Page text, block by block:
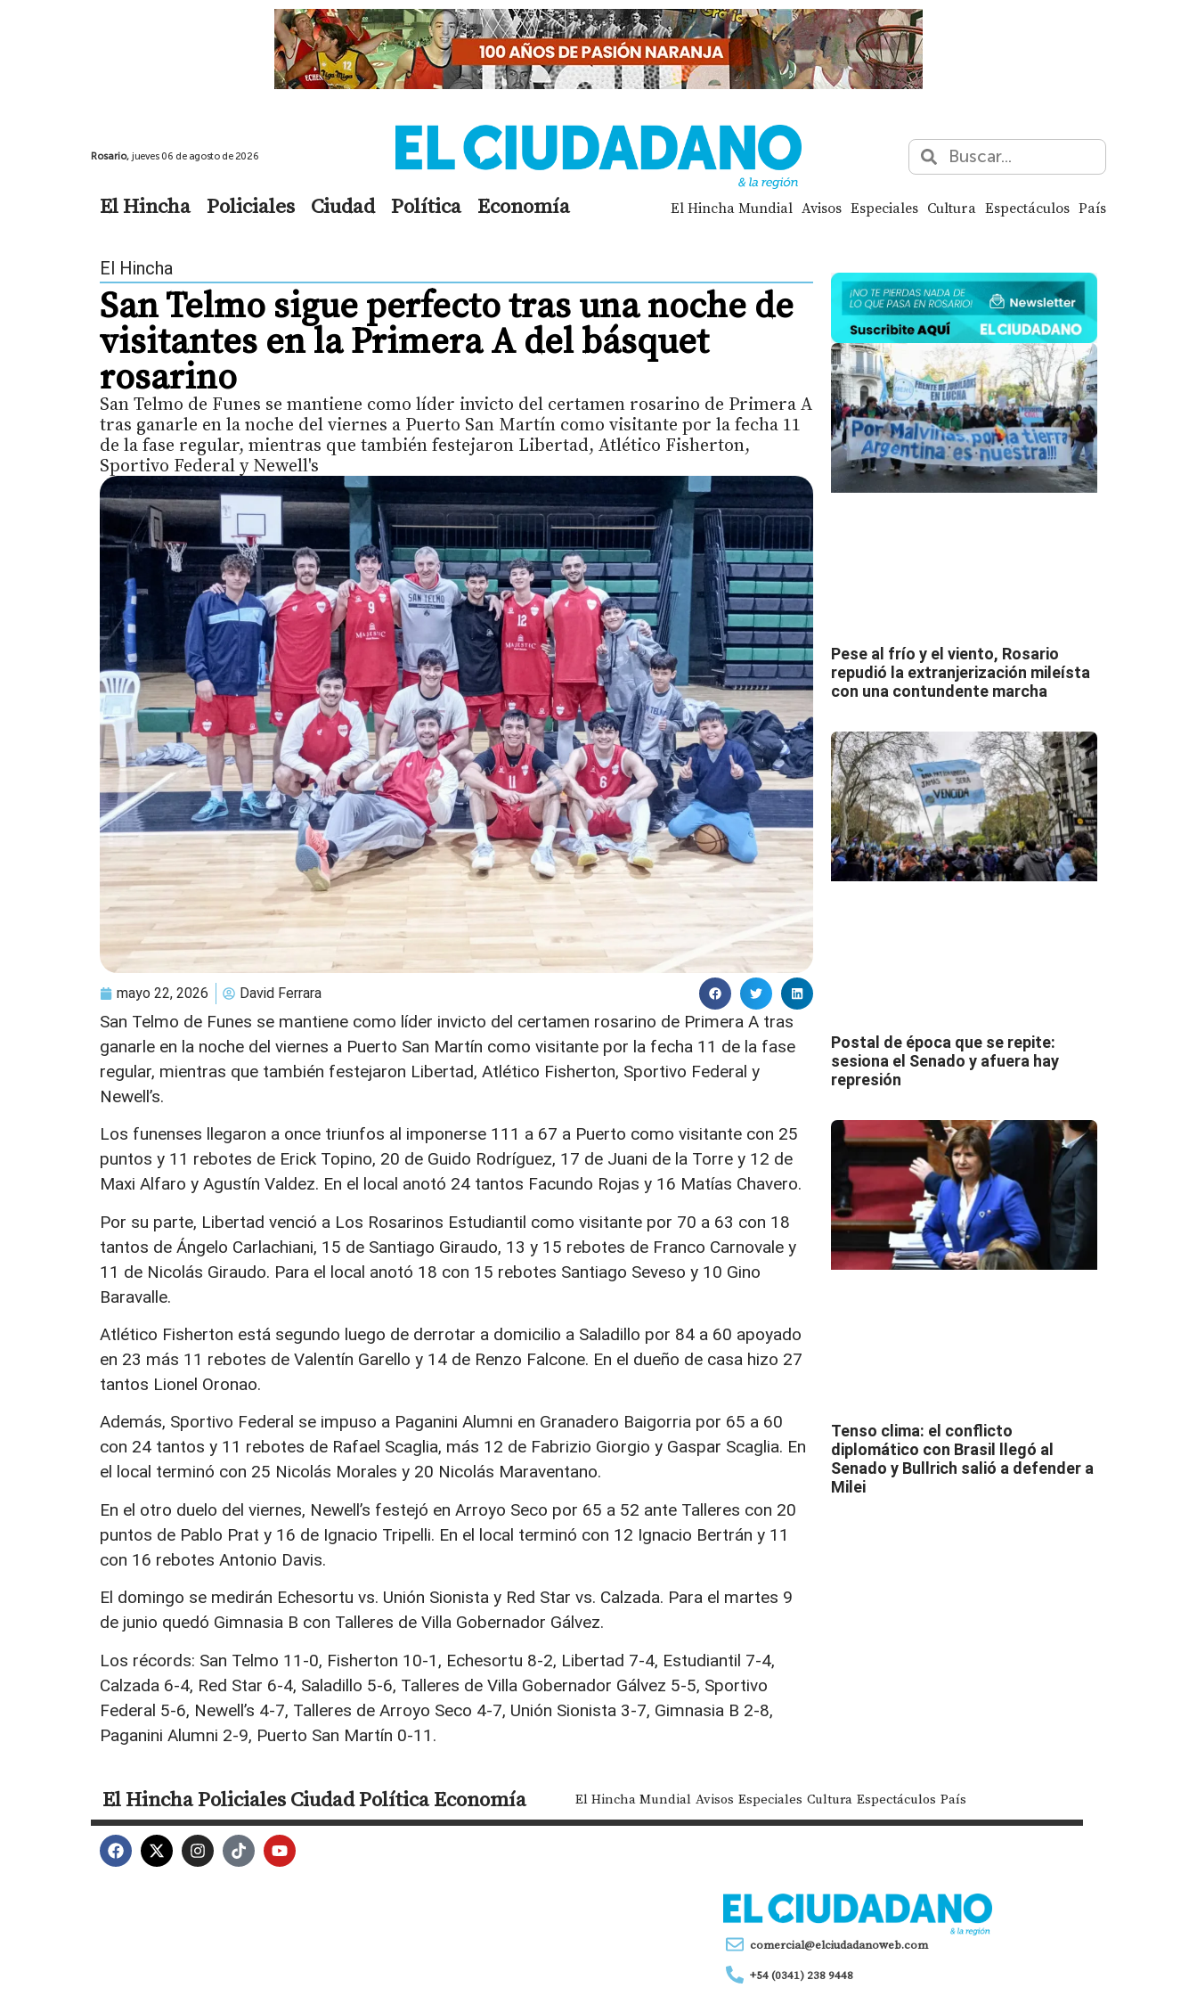
Rosario, jueves 06 de agosto de 2026
El Hincha Policiales Ciudad Política Economía El Hincha Mundial Avisos Especiales Cultura Espectáculos País
El Hincha
San Telmo sigue perfecto tras una noche de
visitantes en la Primera A del básquet
rosarino
San Telmo de Funes se mantiene como líder invicto del certamen rosarino de Primera A
tras ganarle en la noche del viernes a Puerto San Martín como visitante por la fecha 11
de la fase regular, mientras que también festejaron Libertad, Atlético Fisherton,
Sportivo Federal y Newell's
mayo 22, 2026 David Ferrara
San Telmo de Funes se mantiene como líder invicto del certamen rosarino de Primera A tras
ganarle en la noche del viernes a Puerto San Martín como visitante por la fecha 11 de la fase
regular, mientras que también festejaron Libertad, Atlético Fisherton, Sportivo Federal y
Newell’s.
Los funenses llegaron a once triunfos al imponerse 111 a 67 a Puerto como visitante con 25
puntos y 11 rebotes de Erick Topino, 20 de Guido Rodríguez, 17 de Juani de la Torre y 12 de
Maxi Alfaro y Agustín Valdez. En el local anotó 24 tantos Facundo Rojas y 16 Matías Chavero.
Por su parte, Libertad venció a Los Rosarinos Estudiantil como visitante por 70 a 63 con 18
tantos de Ángelo Carlachiani, 15 de Santiago Giraudo, 13 y 15 rebotes de Franco Carnovale y
11 de Nicolás Giraudo. Para el local anotó 18 con 15 rebotes Santiago Seveso y 10 Gino
Baravalle.
Atlético Fisherton está segundo luego de derrotar a domicilio a Saladillo por 84 a 60 apoyado
en 23 más 11 rebotes de Valentín Garello y 14 de Renzo Falcone. En el dueño de casa hizo 27
tantos Lionel Oronao.
Además, Sportivo Federal se impuso a Paganini Alumni en Granadero Baigorria por 65 a 60
con 24 tantos y 11 rebotes de Rafael Scaglia, más 12 de Fabrizio Giorgio y Gaspar Scaglia. En
el local terminó con 25 Nicolás Morales y 20 Nicolás Maraventano.
En el otro duelo del viernes, Newell’s festejó en Arroyo Seco por 65 a 52 ante Talleres con 20
puntos de Pablo Prat y 16 de Ignacio Tripelli. En el local terminó con 12 Ignacio Bertrán y 11
con 16 rebotes Antonio Davis.
El domingo se medirán Echesortu vs. Unión Sionista y Red Star vs. Calzada. Para el martes 9
de junio quedó Gimnasia B con Talleres de Villa Gobernador Gálvez.
Los récords: San Telmo 11-0, Fisherton 10-1, Echesortu 8-2, Libertad 7-4, Estudiantil 7-4,
Calzada 6-4, Red Star 6-4, Saladillo 5-6, Talleres de Villa Gobernador Gálvez 5-5, Sportivo
Federal 5-6, Newell’s 4-7, Talleres de Arroyo Seco 4-7, Unión Sionista 3-7, Gimnasia B 2-8,
Paganini Alumni 2-9, Puerto San Martín 0-11.
Pese al frío y el viento, Rosario
repudió la extranjerización mileísta
con una contundente marcha
Postal de época que se repite:
sesiona el Senado y afuera hay
represión
Tenso clima: el conflicto
diplomático con Brasil llegó al
Senado y Bullrich salió a defender a
Milei
El HinchaPolicialesCiudadPolíticaEconomía El Hincha Mundial Avisos Especiales Cultura Espectáculos País
comercial@elciudadanoweb.com
+54 (0341) 238 9448